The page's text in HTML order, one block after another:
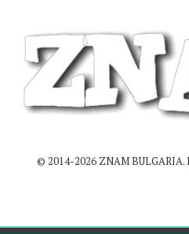
© 2014-2026 ZNAM